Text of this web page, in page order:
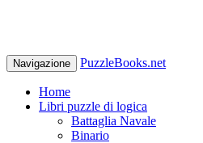
Navigazione PuzzleBooks.net
Home
Libri puzzle di logica
Battaglia Navale
Binario